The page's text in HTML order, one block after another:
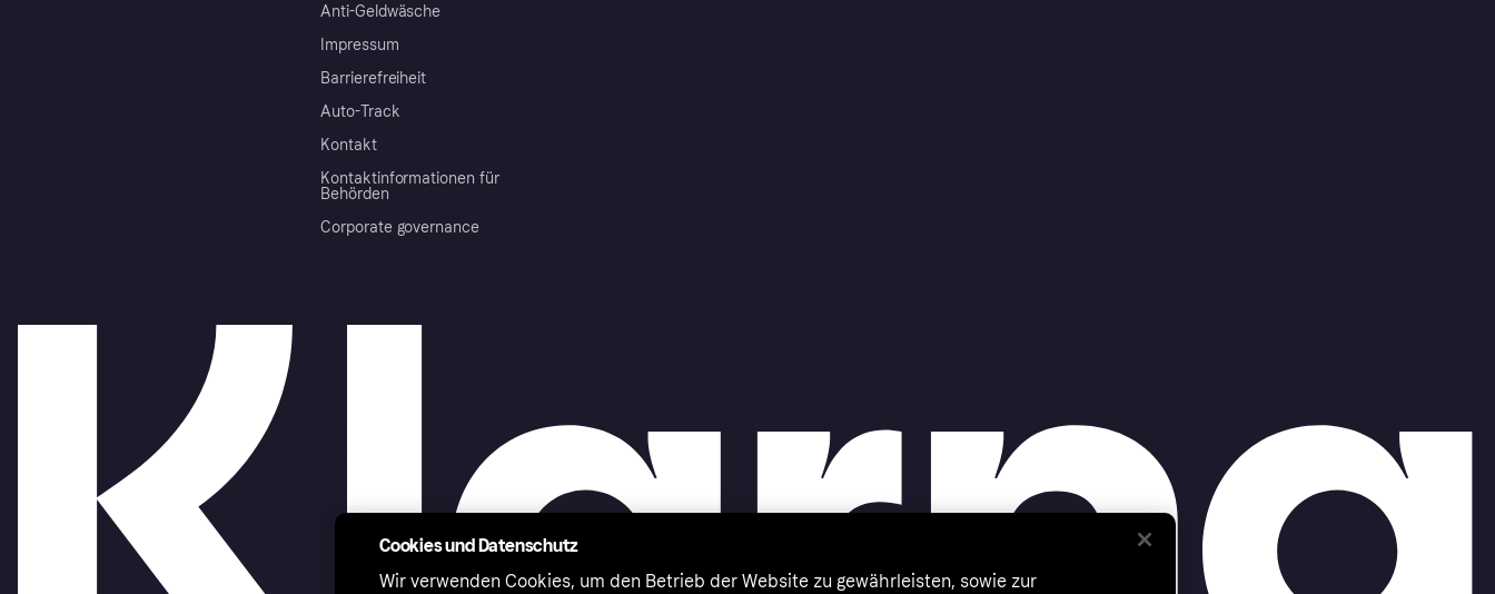
Anti-Geldwäsche
Impressum
Barrierefreiheit
Auto-Track
Kontakt
Kontaktinformationen für
Behörden
Corporate governance
Cookies und Datenschutz
Wir verwenden Cookies, um den Betrieb der Website zu gewährleisten, sowie zur